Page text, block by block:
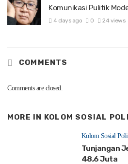
Komunikasi Pulitik
4 days ago 0 24 views
COMMENTS
Comments are closed.
MORE IN KOLOM SOSIAL
Kolom Sosial
Tunjangan
48,6 Juta